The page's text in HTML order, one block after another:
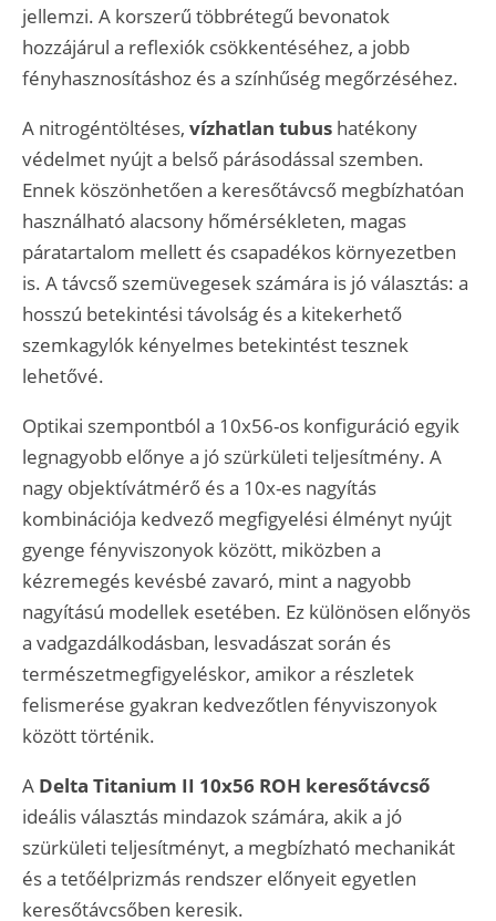
jellemzi. A korszerű többrétegű bevonatok
hozzájárul a reflexiók csökkentéséhez, a jobb
fényhasznosításhoz és a színhűség megőrzéséhez.
A nitrogéntöltéses, vízhatlan tubus hatékony
védelmet nyújt a belső párásodással szemben.
Ennek köszönhetően a keresőtávcső megbízhatóan
használható alacsony hőmérsékleten, magas
páratartalom mellett és csapadékos környezetben
is. A távcső szemüvegesek számára is jó választás: a
hosszú betekintési távolság és a kitekerhető
szemkagylók kényelmes betekintést tesznek
lehetővé.
Optikai szempontból a 10x56-os konfiguráció egyik
legnagyobb előnye a jó szürkületi teljesítmény. A
nagy objektívátmérő és a 10x-es nagyítás
kombinációja kedvező megfigyelési élményt nyújt
gyenge fényviszonyok között, miközben a
kézremegés kevésbé zavaró, mint a nagyobb
nagyítású modellek esetében. Ez különösen előnyös
a vadgazdálkodásban, lesvadászat során és
természetmegfigyeléskor, amikor a részletek
felismerése gyakran kedvezőtlen fényviszonyok
között történik.
A Delta Titanium II 10x56 ROH keresőtávcső
ideális választás mindazok számára, akik a jó
szürkületi teljesítményt, a megbízható mechanikát
és a tetőélprizmás rendszer előnyeit egyetlen
keresőtávcsőben keresik.